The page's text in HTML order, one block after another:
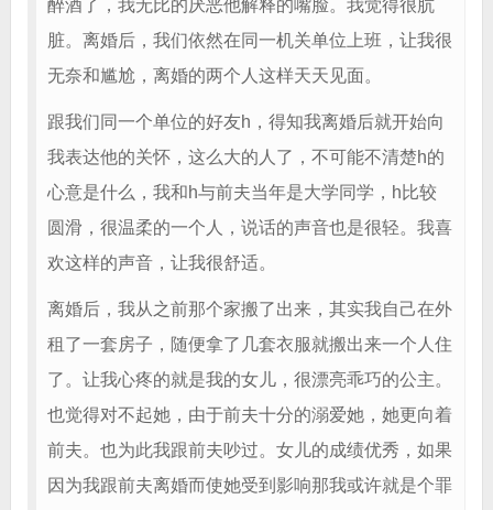
醉酒了，我无比的厌恶他解释的嘴脸。我觉得很肮
脏。离婚后，我们依然在同一机关单位上班，让我很
无奈和尴尬，离婚的两个人这样天天见面。
跟我们同一个单位的好友h，得知我离婚后就开始向
我表达他的关怀，这么大的人了，不可能不清楚h的
心意是什么，我和h与前夫当年是大学同学，h比较
圆滑，很温柔的一个人，说话的声音也是很轻。我喜
欢这样的声音，让我很舒适。
离婚后，我从之前那个家搬了出来，其实我自己在外
租了一套房子，随便拿了几套衣服就搬出来一个人住
了。让我心疼的就是我的女儿，很漂亮乖巧的公主。
也觉得对不起她，由于前夫十分的溺爱她，她更向着
前夫。也为此我跟前夫吵过。女儿的成绩优秀，如果
因为我跟前夫离婚而使她受到影响那我或许就是个罪